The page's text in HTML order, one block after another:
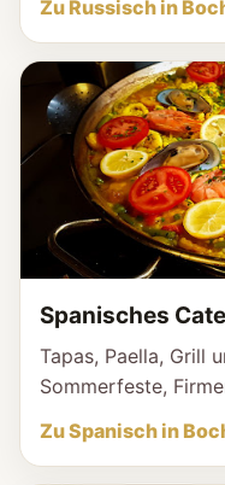
Zu Russisch in
Spanisches
Tapas, Paella, Grill
Sommerfeste,
Zu Spanisch in